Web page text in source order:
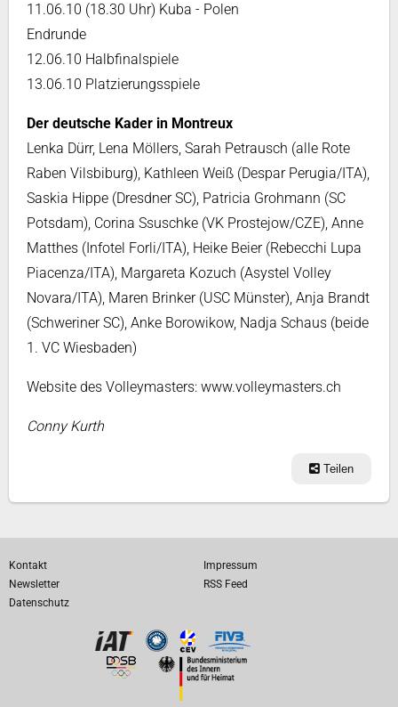
11.06.10 (18.30 Uhr) Kuba - Polen
Endrunde
12.06.10 Halbfinalspiele
13.06.10 Platzierungsspiele
Der deutsche Kader in Montreux
Lenka Dürr, Lena Möllers, Sarah Petrausch (alle Rote
Raben Vilsbiburg), Kathleen Weiß (Despar Perugia/ITA),
Saskia Hippe (Dresdner SC), Patricia Grohmann (SC
Potsdam), Corina Ssuschke (VK Prostejow/CZE), Anne
Matthes (Infotel Forli/ITA), Heike Beier (Rebecchi Lupa
Piacenza/ITA), Margareta Kozuch (Asystel Volley
Novara/ITA), Maren Brinker (USC Münster), Anja Brandt
(Schweriner SC), Anke Borowikow, Nadja Schaus (beide
1. VC Wiesbaden)
Website des Volleymasters: www.volleymasters.ch
Conny Kurth
Teilen
Kontakt
Impressum
Newsletter
RSS Feed
Datenschutz